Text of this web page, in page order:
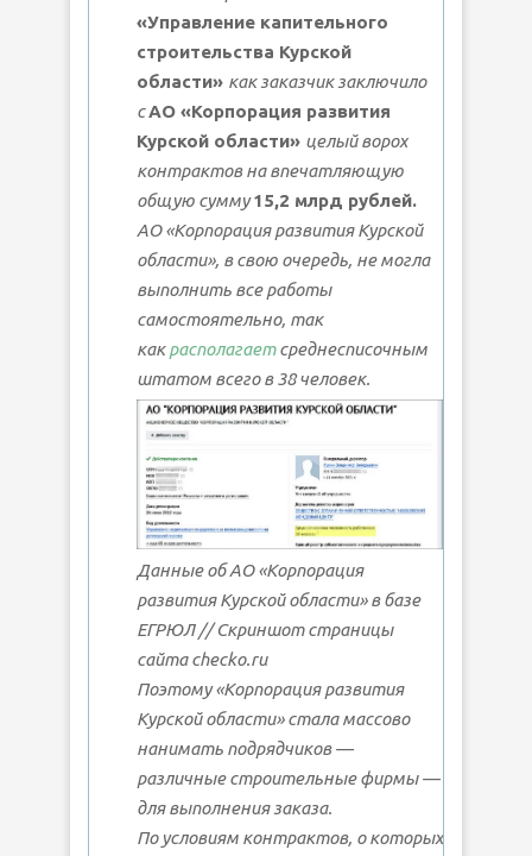
«Управление капительного
строительства Курской
области» как заказчик заключило
сАО «Корпорация развития
Курской области» целый ворох
контрактов на впечатляющую
общую сумму15,2 млрд рублей.
АО «Корпорация развития Курской
области», в свою очередь, не могла
выполнить все работы
самостоятельно, так
какрасполагаетсреднесписочным
штатом всего в 38 человек.
Данные об АО «Корпорация
развития Курской области» в базе
ЕГРЮЛ // Скриншот страницы
сайта checko.ru
Поэтому «Корпорация развития
Курской области» стала массово
нанимать подрядчиков —
различные строительные фирмы —
для выполнения заказа.
По условиям контрактов, о которых